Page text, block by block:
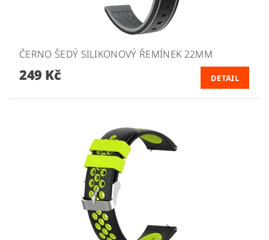
ČERNO ŠEDÝ SILIKONOVÝ ŘEMÍNEK 22MM
249 Kč DETAIL